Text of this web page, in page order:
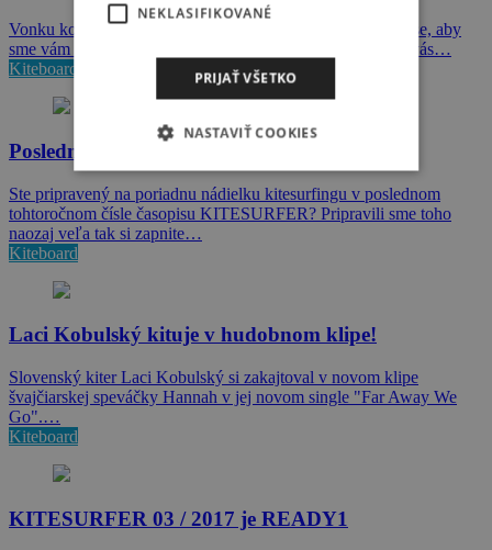
Vonku konečne zavládli prázdnivé teploty a tak bolo na čase, aby
sme vám priniesli prvý tohtoročný časopis. Nakúknite, čo vás…
Kiteboard
Posledný 2017 KITESURFER je v predaji!
Ste pripravený na poriadnu nádielku kitesurfingu v poslednom
tohtoročnom čísle časopisu KITESURFER? Pripravili sme toho
naozaj veľa tak si zapnite…
Kiteboard
Laci Kobulský kituje v hudobnom klipe!
Slovenský kiter Laci Kobulský si zakajtoval v novom klipe
švajčiarskej speváčky Hannah v jej novom single "Far Away We
Go".…
Kiteboard
KITESURFER 03 / 2017 je READY1
NEKLASIFIKOVANÉ
PRIJAŤ VŠETKO
NASTAVIŤ COOKIES